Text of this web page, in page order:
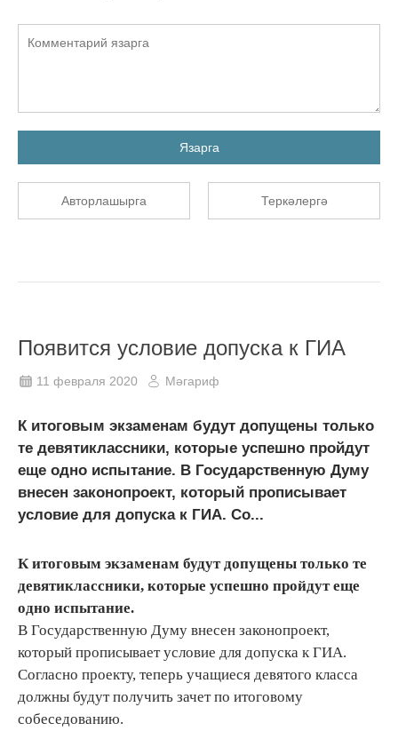
Язарга
Авторлашырга Теркәлергә
Появится условие допуска к ГИА
11 февраля 2020 Мәгариф
К итоговым экзаменам будут допущены только
те девятиклассники, которые успешно пройдут
еще одно испытание. В Государственную Думу
внесен законопроект, который прописывает
условие для допуска к ГИА. Со...
К итоговым экзаменам будут допущены только те
девятиклассники, которые успешно пройдут еще
одно испытание.
В Государственную Думу внесен законопроект,
который прописывает условие для допуска к ГИА.
Согласно проекту, теперь учащиеся девятого класса
должны будут получить зачет по итоговому
собеседованию.